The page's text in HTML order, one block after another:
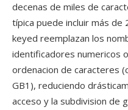
decenas de miles de
típica puede incluir más de
keyed reemplazan los
identificadores numericos
ordenacion de caracteres
GB1), reduciendo
acceso y la subdivision de